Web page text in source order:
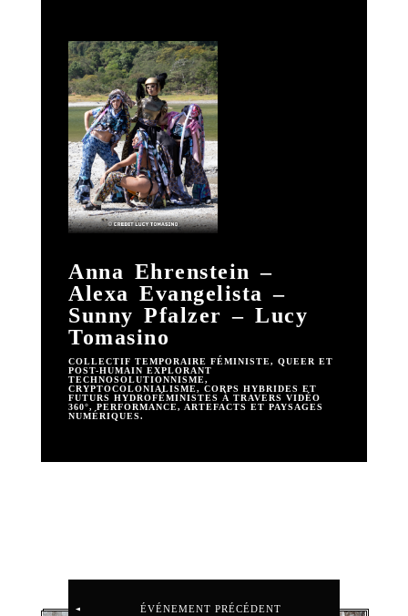
Anna Ehrenstein –
Alexa Evangelista –
Sunny Pfalzer – Lucy
Tomasino
COLLECTIF TEMPORAIRE FÉMINISTE, QUEER ET
POST-HUMAIN EXPLORANT
TECHNOSOLUTIONNISME,
CRYPTOCOLONIALISME, CORPS HYBRIDES ET
FUTURS HYDROFÉMINISTES À TRAVERS VIDÉO
360°, PERFORMANCE, ARTEFACTS ET PAYSAGES
NUMÉRIQUES.
ÉVÉNEMENT PRÉCÉDENT